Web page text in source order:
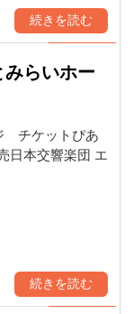
続きを読む
らいホー
チケットぴあ
日本交響楽団 エ
続きを読む